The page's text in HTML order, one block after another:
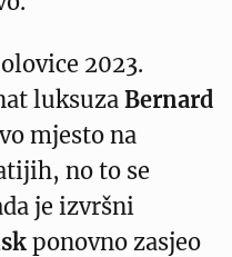
2023.
luksuza Bernard
mjesto na
no to se
je izvršni
ponovno zasjeo